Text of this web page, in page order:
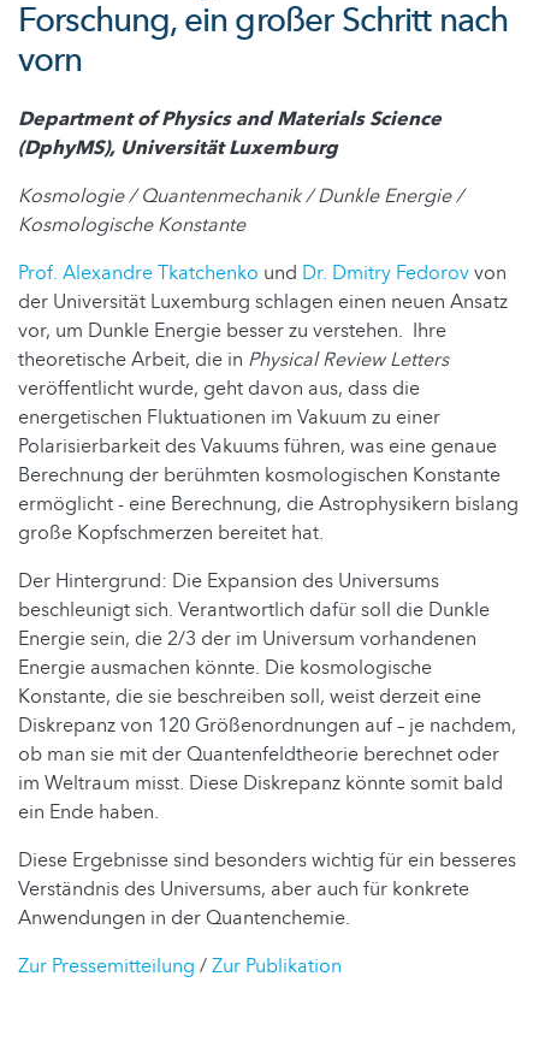
Forschung, ein großer Schritt nach
vorn
Department of Physics and Materials Science
(DphyMS), Universität Luxemburg
Kosmologie / Quantenmechanik / Dunkle Energie /
Kosmologische Konstante
Prof. Alexandre Tkatchenko und Dr. Dmitry Fedorovvon
der Universität Luxemburg schlagen einen neuen Ansatz
vor, um Dunkle Energie besser zu verstehen. Ihre
theoretische Arbeit, die in Physical Review Letters
veröffentlicht wurde, geht davon aus, dass die
energetischen Fluktuationen im Vakuum zu einer
Polarisierbarkeit des Vakuums führen, was eine genaue
Berechnung der berühmten kosmologischen Konstante
ermöglicht - eine Berechnung, die Astrophysikern bislang
große Kopfschmerzen bereitet hat.
Der Hintergrund: Die Expansion des Universums
beschleunigt sich. Verantwortlich dafür soll die Dunkle
Energie sein, die 2/3 der im Universum vorhandenen
Energie ausmachen könnte. Die kosmologische
Konstante, die sie beschreiben soll, weist derzeit eine
Diskrepanz von 120 Größenordnungen auf – je nachdem,
ob man sie mit der Quantenfeldtheorie berechnet oder
im Weltraum misst. Diese Diskrepanz könnte somit bald
ein Ende haben.
Diese Ergebnisse sind besonders wichtig für ein besseres
Verständnis des Universums, aber auch für konkrete
Anwendungen in der Quantenchemie.
Zur Pressemitteilung /Zur Publikation